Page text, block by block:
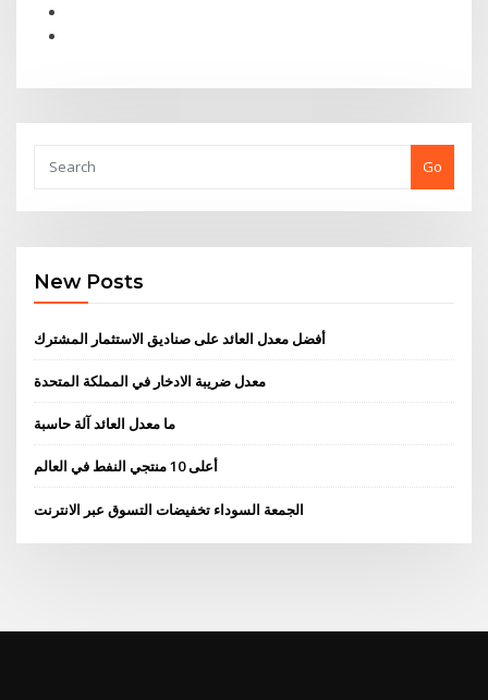
Go
New Posts
أفضل معدل العائد على صناديق الاستثمار المشترك
معدل ضريبة الادخار في المملكة المتحدة
ما معدل العائد آلة حاسبة
أعلى 10 منتجي النفط في العالم
الجمعة السوداء تخفيضات التسوق عبر الانترنت